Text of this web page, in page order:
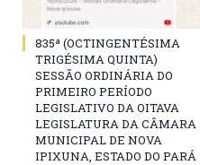
835ª (OCTINGENTÉSIMA
TRIGÉSIMA QUINTA)
SESSÃO ORDINÁRIA DO
PRIMEIRO PERÍODO
LEGISLATIVO DA OITAVA
LEGISLATURA DA CÂMARA
MUNICIPAL DE NOVA
IPIXUNA, ESTADO DO PARÁ